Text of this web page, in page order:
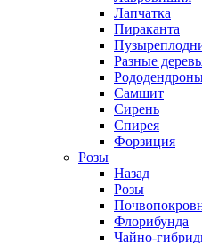
Лапчатка
Пираканта
Разные
Самшит
Сирень
Спирея
Форзиция
Розы
Назад
Розы
Флорибунда
Чайно-